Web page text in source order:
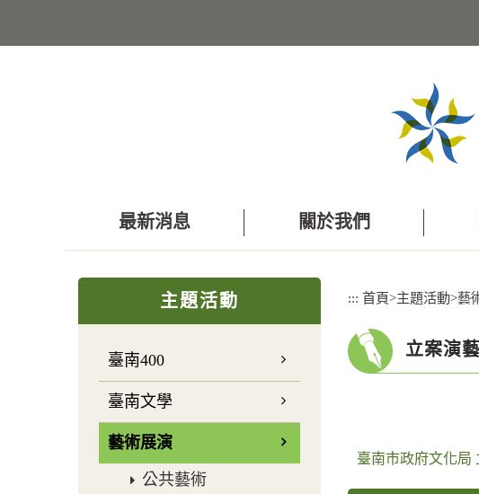
主
最新消息 關於我們
:::
主題活動
臺南400
臺南文學
藝術展演
公共藝術
::: 首頁>主題活動>藝
立案演
臺南市政府文化局